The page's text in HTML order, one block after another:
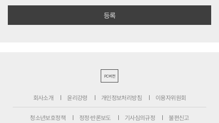
PC버전
회사소개 윤리강령 개인정보처리방침 이용자위원회
청소년보호정책 정정·반론보도 기사심의규정 불편신고